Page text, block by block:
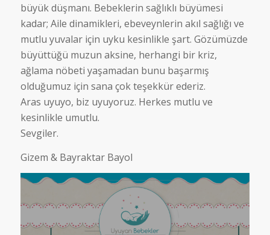
büyük düşmanı. Bebeklerin sağlıklı büyümesi
kadar; Aile dinamikleri, ebeveynlerin akıl sağlığı ve
mutlu yuvalar için uyku kesinlikle şart. Gözümüzde
büyüttüğü muzun aksine, herhangi bir kriz,
ağlama nöbeti yaşamadan bunu başarmış
olduğumuz için sana çok teşekkür ederiz.
Aras uyuyo, biz uyuyoruz. Herkes mutlu ve
kesinlikle umutlu.
Sevgiler.
Gizem & Bayraktar Bayol